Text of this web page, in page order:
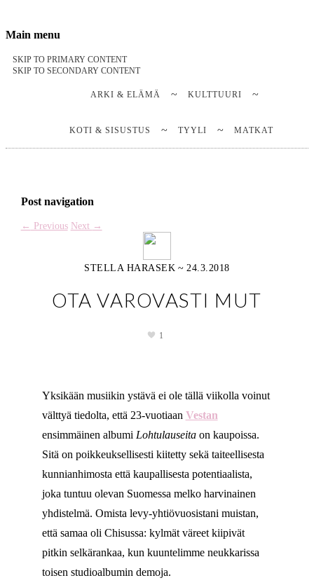
Notes on a life
Stella Harasek & Jarno Jussila
Main menu
SKIP TO PRIMARY CONTENT
SKIP TO SECONDARY CONTENT
ARKI & ELÄMÄ KULTTUURI
KOTI & SISUSTUS TYYLI MATKAT
Post navigation
← Previous Next →
STELLA HARASEK ~ 24.3.2018
OTA VAROVASTI MUT
1
Yksikään musiikin ystävä ei ole tällä viikolla voinut
välttyä tiedolta, että 23-vuotiaan Vestan
ensimmäinen albumi Lohtulauseitaon kaupoissa.
Sitä on poikkeuksellisesti kiitetty sekä taiteellisesta
kunnianhimosta että kaupallisesta potentiaalista,
joka tuntuu olevan Suomessa melko harvinainen
yhdistelmä. Omista levy-yhtiövuosistani muistan,
että samaa oli Chisussa: kylmät väreet kiipivät
pitkin selkärankaa, kun kuuntelimme neukkarissa
toisen studioalbumin demoja.